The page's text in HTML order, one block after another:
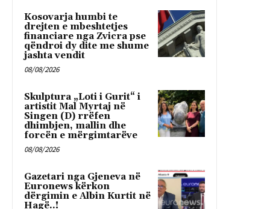
Kosovarja humbi te
drejten e mbeshtetjes
financiare nga Zvicra pse
qëndroi dy dite me shume
jashta vendit
08/08/2026
Skulptura „Loti i Gurit“ i
artistit Mal Myrtaj në
Singen (D) rrëfen
dhimbjen, mallin dhe
forcën e mërgimtarëve
08/08/2026
Gazetari nga Gjeneva në
Euronews kërkon
dërgimin e Albin Kurtit në
Hagë..!